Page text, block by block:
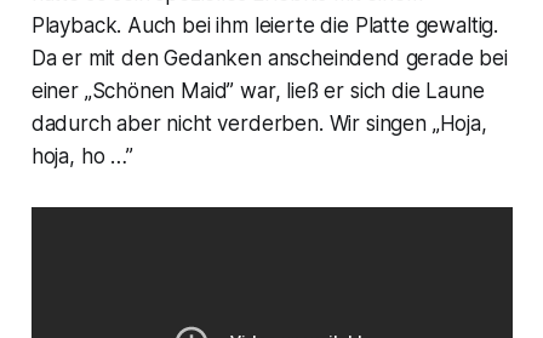
Playback. Auch bei ihm leierte die Platte gewaltig.
Da er mit den Gedanken anscheindend gerade bei
einer „Schönen Maid” war, ließ er sich die Laune
dadurch aber nicht verderben. Wir singen „Hoja,
hoja, ho …”